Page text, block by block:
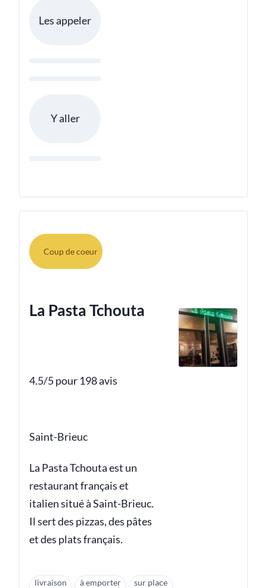
Les appeler
Y aller
Coup de coeur
La Pasta Tchouta
4.5/5 pour 198 avis
Saint-Brieuc
La Pasta Tchouta est un
restaurant français et
italien situé à Saint-Brieuc.
Il sert des pizzas, des pâtes
et des plats français.
livraison à emporter sur place